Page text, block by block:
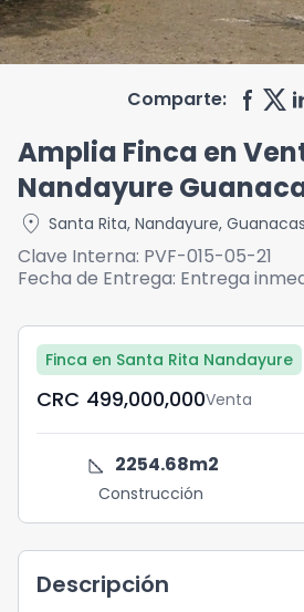
Comparte:
Amplia Finca en
Nandayure
location_on Santa Rita, Nandayure,
Clave Interna: PVF-015-05-21
Fecha de Entrega: Entrega
Finca en Santa Rita Nandayure
CRC	499,000,000Venta
square_foot 2254.68m2
Construcción
Descripción